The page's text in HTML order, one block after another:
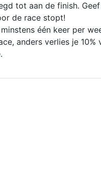
tot aan de finish.
de race stopt!
één keer per
anders verlies je 10%